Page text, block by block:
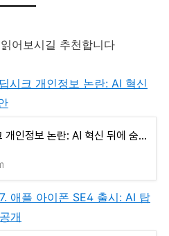
어보시길 추천합니다
크 개인정보 논란: AI 혁신
378. 딥시크 개인정보 논란: AI 혁신 뒤에 숨은 위험과 대응 방안
애플 아이폰 SE4 출시: AI 탑
개